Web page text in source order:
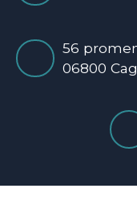
56
06800